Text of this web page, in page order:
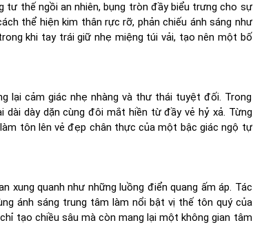
thế ngồi an nhiên, bụng tròn đầy biểu trưng cho sự
thể hiện kim thân rực rỡ, phản chiếu ánh sáng như
khi tay trái giữ nhẹ miệng túi vải, tạo nên một bố
lại cảm giác nhẹ nhàng và thư thái tuyệt đối. Trong
dày dặn cùng đôi mắt hiền từ đầy vẻ hỷ xả. Từng
tôn lên vẻ đẹp chân thực của một bậc giác ngộ tự
xung quanh như những luồng điển quang ấm áp. Tác
ánh sáng trung tâm làm nổi bật vị thế tôn quý của
tạo chiều sâu mà còn mang lại một không gian tâm